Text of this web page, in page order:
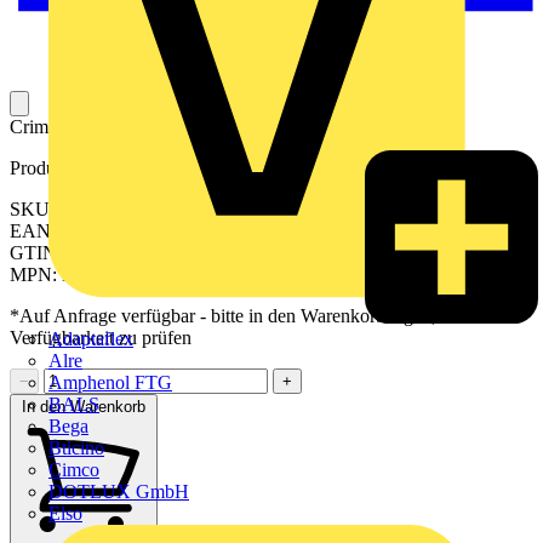
Adaptaflex
Alre
Amphenol FTG
BALS
Bega
Bticino
Cimco
DOTLUX GmbH
Elso
Crimpeinsatz für Crimpwerkzeuge.
Produktkennzeichen
SKU: 2577900000
EAN: 04050118590661
GTIN: 04050118590661
MPN: ES EPG 60 AEH 150
*Auf Anfrage verfügbar - bitte in den Warenkorb legen, um
Verfügbarkeit zu prüfen
−
+
In den Warenkorb